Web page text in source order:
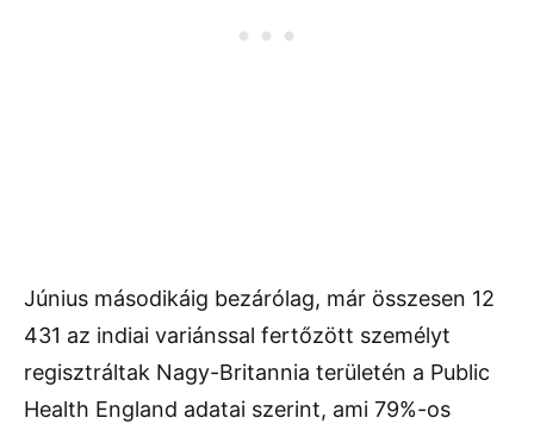
Június másodikáig bezárólag, már összesen 12
431 az indiai variánssal fertőzött személyt
regisztráltak Nagy-Britannia területén a Public
Health England adatai szerint, ami 79%-os